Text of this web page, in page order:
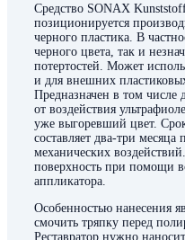
Средство SONAX
позиционируется
черного пластика. В
черного цвета, так и
потертостей. Может
и для внешних
Предназначен в том числе
от воздействия
уже выгоревший цвет.
составляет два-три месяца
механических
поверхность при помощи
аппликатора.
Особенностью нанесения
смочить тряпку перед
Реставратор нужно